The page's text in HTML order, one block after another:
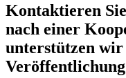
Kontaktieren
nach einer
unterstützen wir